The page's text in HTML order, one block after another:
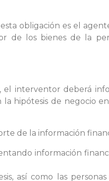
obligación es el
de los bienes de la
el interventor deberá
hipótesis de negocio
de la información
información
así como las